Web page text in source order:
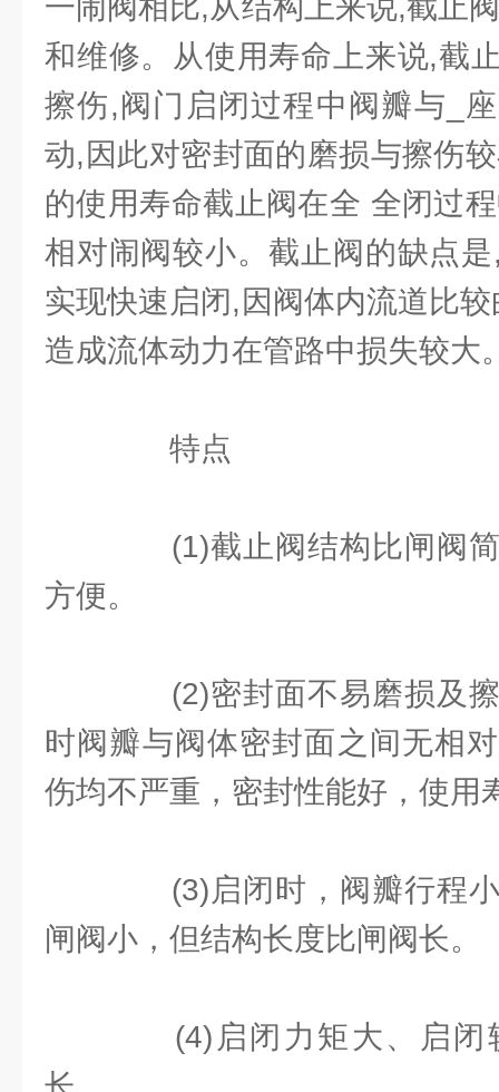
一闹阀相比,从结构上来说,截止
和维修。从使用寿命上来说,截
擦伤,阀门启闭过程中阀瓣与_
动,因此对密封面的磨损与擦伤
的使用寿命截止阀在全 全闭过
相对闹阀较小。截止阀的缺点
实现快速启闭,因阀体内流道比
造成流体动力在管路中损失较大
特点
(1)截止阀结构比闸阀简
方便。
(2)密封面不易磨损及擦
时阀瓣与阀体密封面之间无相
伤均不严重，密封性能好，使用
(3)启闭时，阀瓣行程小
闸阀小，但结构长度比闸阀长。
(4)启闭力矩大、启闭